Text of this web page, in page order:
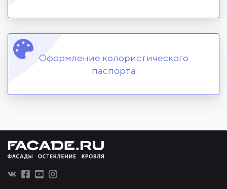
Оформление колористического
паспорта